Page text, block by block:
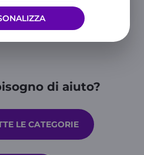
di aiuto?
LE CATEGORIE